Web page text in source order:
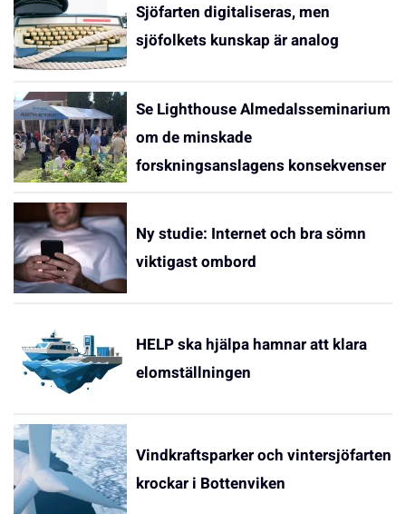
Sjöfarten digitaliseras, men
sjöfolkets kunskap är analog
Se Lighthouse Almedalsseminarium
om de minskade
forskningsanslagens konsekvenser
Ny studie: Internet och bra sömn
viktigast ombord
HELP ska hjälpa hamnar att klara
elomställningen
Vindkraftsparker och vintersjöfarten
krockar i Bottenviken